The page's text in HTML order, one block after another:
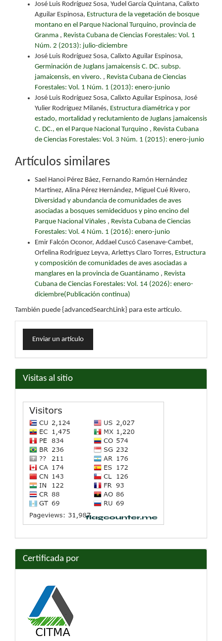
José Luis Rodríguez Sosa, Yudel García Quintana, Calixto
Aguilar Espinosa, Estructura de la vegetación de bosque
montano en el Parque Nacional Turquino, provincia de
Granma , Revista Cubana de Ciencias Forestales: Vol. 1
Núm. 2 (2013): julio-diciembre
José Luis Rodríguez Sosa, Calixto Aguilar Espinosa,
Germinación de Juglans jamaicensis C. DC. subsp.
jamaicensis, en vivero. , Revista Cubana de Ciencias
Forestales: Vol. 1 Núm. 1 (2013): enero-junio
José Luis Rodríguez Sosa, Calixto Aguilar Espinosa, José
Yulier Rodríguez Milanés, Estructura diamétrica y por
estado, mortalidad y reclutamiento de Juglans jamaicensis
C. DC., en el Parque Nacional Turquino , Revista Cubana
de Ciencias Forestales: Vol. 3 Núm. 1 (2015): enero-junio
Artículos similares
Sael Hanoi Pérez Báez, Fernando Ramón Hernández
Martínez, Alina Pérez Hernández, Miguel Cué Rivero,
Diversidad y abundancia de comunidades de aves
asociadas a bosques semideciduos y pino encino del
Parque Nacional Viñales , Revista Cubana de Ciencias
Forestales: Vol. 4 Núm. 1 (2016): enero-junio
Emir Falcón Oconor, Addael Cuscó Casenave-Cambet,
Orfelina Rodríguez Leyva, Arlettys Claro Torres, Estructura
y composición de comunidades de aves asociadas a
manglares en la provincia de Guantánamo , Revista
Cubana de Ciencias Forestales: Vol. 14 (2026): enero-
diciembre(Publicación continua)
También puede {advancedSearchLink} para este artículo.
Enviar
un Enviar un artículo
Visitas al sitio
Certificada por